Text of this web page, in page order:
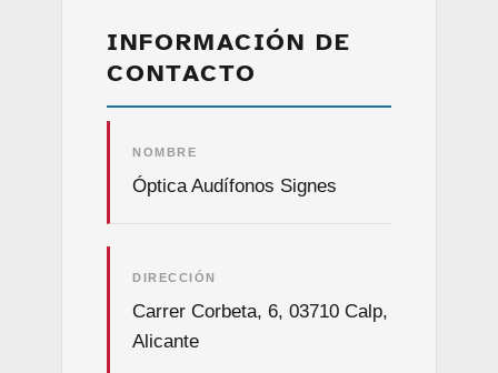
INFORMACIÓN DE
CONTACTO
NOMBRE
Óptica Audífonos Signes
DIRECCIÓN
Carrer Corbeta, 6, 03710 Calp,
Alicante